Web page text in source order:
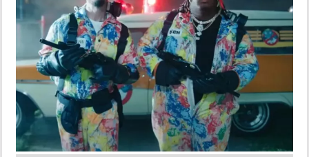
MUNDO
INSÓLITAS
MULTIMEDIA
IMPRESO